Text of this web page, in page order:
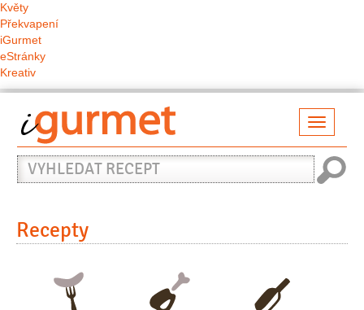
Květy
Překvapení
iGurmet
eStránky
Kreativ
Vyhledat
recept
Recepty